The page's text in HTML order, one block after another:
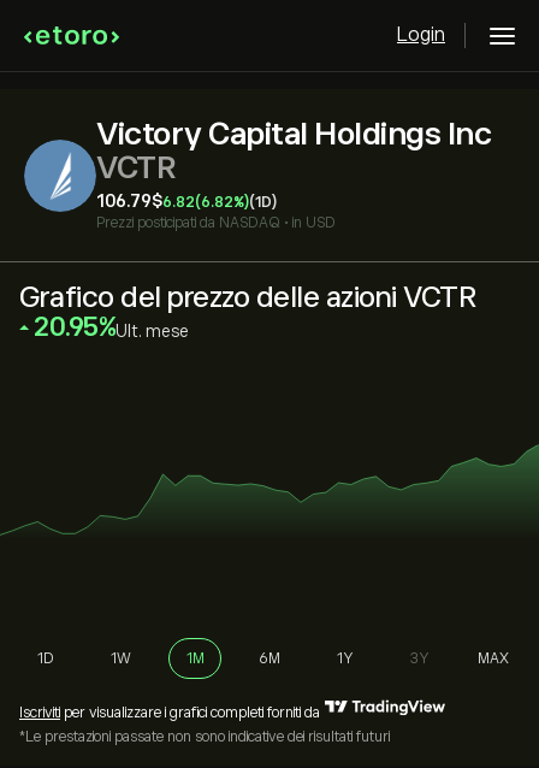
Login
Victory Capital Holdings Inc
VCTR
106.79‎$‎6.82(6.82%)(1D)
Prezzi posticipati da NASDAQ • in USD
Grafico del prezzo delle azioni VCTR
‎20.95‎ Ult. mese
1D 1W 1M 6M 1Y 3Y MAX
Iscriviti per visualizzare i grafici completi forniti da
*Le prestazioni passate non sono indicative dei risultati futuri